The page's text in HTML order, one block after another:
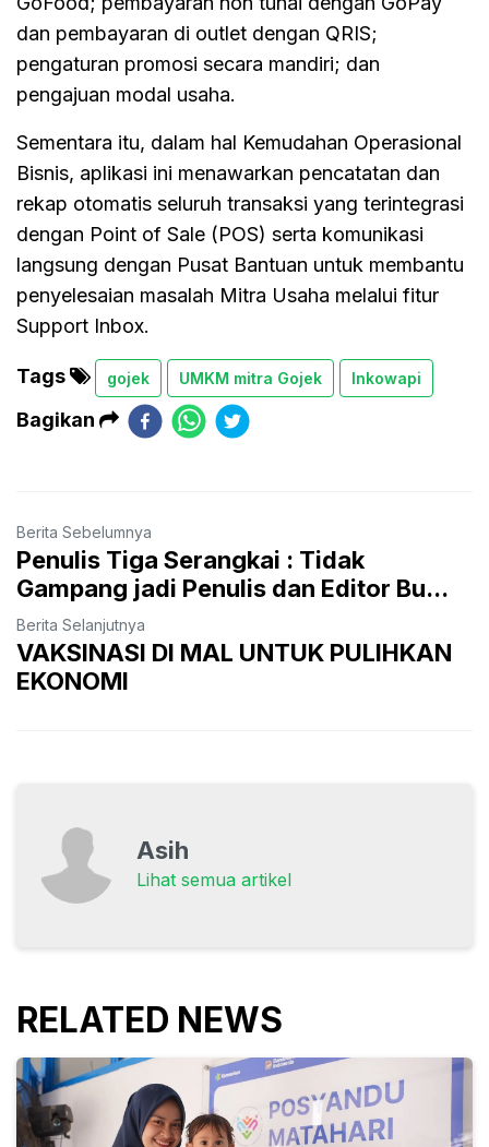
dan pembayaran di outlet dengan QRIS;
pengaturan promosi secara mandiri; dan
pengajuan modal usaha.
Sementara itu, dalam hal Kemudahan Operasional
Bisnis, aplikasi ini menawarkan pencatatan dan
rekap otomatis seluruh transaksi yang terintegrasi
dengan Point of Sale (POS) serta komunikasi
langsung dengan Pusat Bantuan untuk membantu
penyelesaian masalah Mitra Usaha melalui fitur
Support Inbox.
Tags gojek UMKM mitra Gojek Inkowapi
Bagikan
Berita Sebelumnya
Penulis Tiga Serangkai : Tidak
Gampang jadi Penulis dan Editor Bu...
Berita Selanjutnya
VAKSINASI DI MAL UNTUK PULIHKAN
EKONOMI
Asih
Lihat semua artikel
RELATED NEWS